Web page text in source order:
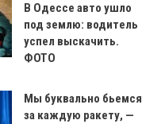
В Одессе авто ушло
под землю: водитель
успел выскачить.
ФОТО
Мы буквально бьемся
за каждую ракету, —